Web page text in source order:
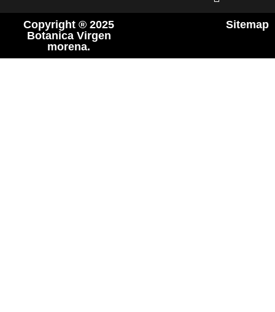
Copyright ® 2025
Botanica Virgen
morena.
Sitemap